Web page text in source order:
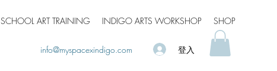
SCHOOL ART TRAINING INDIGO ARTS WORKSHOP SHOP
info@myspacexindigo.com 登入